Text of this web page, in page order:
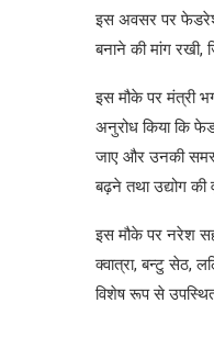
इस अवसर पर
बनाने की मांग रखी,
इस मौके पर मंत्री
अनुरोध किया कि
जाए और उनकी
बढ़ने तथा उद्योग
इस मौके पर नरेश
क्वात्रा, बन्टु सेठ,
विशेष रूप से